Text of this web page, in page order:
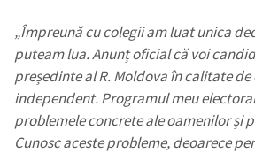
„Împreună cu colegii am luat unica
puteam lua. Anunț oficial că voi
președinte al R. Moldova în calitate
independent. Programul meu
problemele concrete ale oamenilor și
Cunosc aceste probleme, deoarece